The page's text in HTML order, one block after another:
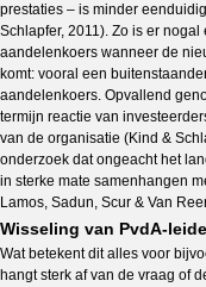
prestaties – is minder
Schlapfer, 2011). Zo is er
aandelenkoers wanneer de
komt: vooral een
aandelenkoers. Opvallend
termijn reactie van
van de organisatie (Kind &
onderzoek dat ongeacht het
in sterke mate samenhangen
Lamos, Sadun, Scur & Van
Wisseling van PvdA-
Wat betekent dit alles voor
hangt sterk af van de vraag of